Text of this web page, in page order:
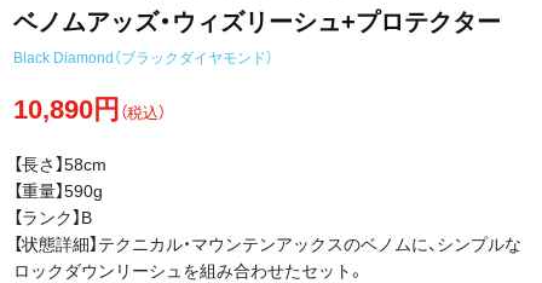
ベノムアッズ・ウィズリーシュ+プロテクター
Black Diamond（ブラックダイヤモンド）
10,890円（税込）
【長さ】58cm
【重量】590g
【ランク】B
【状態詳細】テクニカル・マウンテンアックスのベノムに、シンプルな
ロックダウンリーシュを組み合わせたセット。